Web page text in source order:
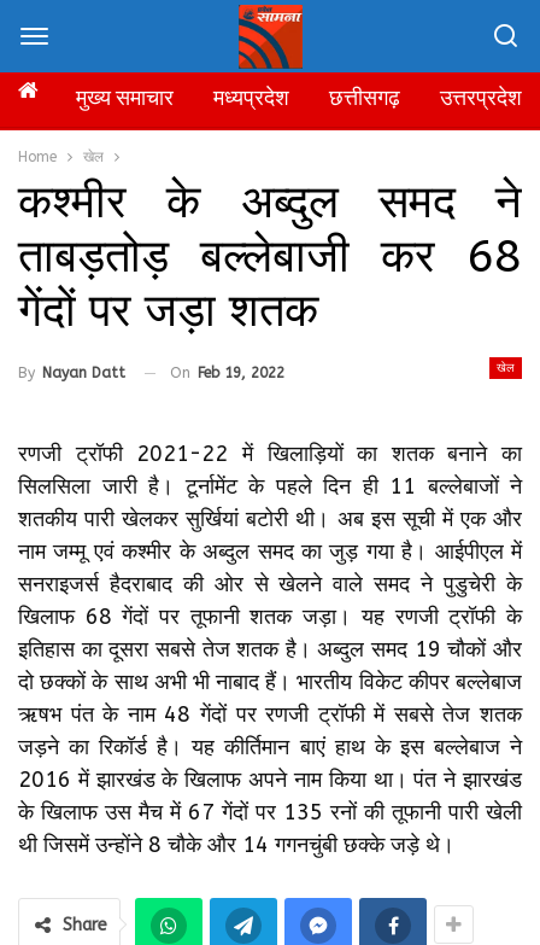
Home खेल
कश्मीर के अब्दुल समद ने
ताबड़तोड़ बल्लेबाजी कर 68
गेंदों पर जड़ा शतक
खेल
By Nayan Datt On Feb 19, 2022
रणजी ट्रॉफी 2021-22 में खिलाड़ियों का शतक बनाने का
सिलसिला जारी है। टूर्नामेंट के पहले दिन ही 11 बल्लेबाजों ने
शतकीय पारी खेलकर सुर्खियां बटोरी थी। अब इस सूची में एक और
नाम जम्मू एवं कश्मीर के अब्दुल समद का जुड़ गया है। आईपीएल में
सनराइजर्स हैदराबाद की ओर से खेलने वाले समद ने पुडुचेरी के
खिलाफ 68 गेंदों पर तूफानी शतक जड़ा। यह रणजी ट्रॉफी के
इतिहास का दूसरा सबसे तेज शतक है। अब्दुल समद 19 चौकों और
दो छक्कों के साथ अभी भी नाबाद हैं। भारतीय विकेट कीपर बल्लेबाज
ऋषभ पंत के नाम 48 गेंदों पर रणजी ट्रॉफी में सबसे तेज शतक
जड़ने का रिकॉर्ड है। यह कीर्तिमान बाएं हाथ के इस बल्लेबाज ने
2016 में झारखंड के खिलाफ अपने नाम किया था। पंत ने झारखंड
के खिलाफ उस मैच में 67 गेंदों पर 135 रनों की तूफानी पारी खेली
थी जिसमें उन्होंने 8 चौके और 14 गगनचुंबी छक्के जड़े थे।
Share
मुख्य समाचार मध्यप्रदेश छत्तीसगढ़ उत्तरप्रदेश